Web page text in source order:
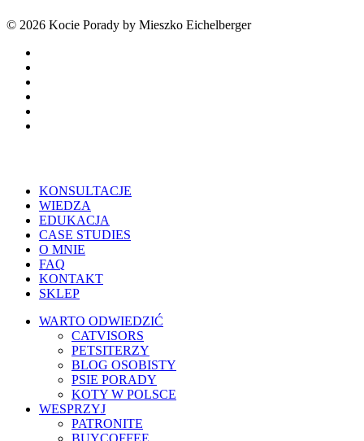
© 2026 Kocie Porady by Mieszko Eichelberger
Close
Menu
KONSULTACJE
WIEDZA
EDUKACJA
CASE STUDIES
O MNIE
FAQ
KONTAKT
SKLEP
WARTO ODWIEDZIĆ
CATVISORS
PETSITERZY
BLOG OSOBISTY
PSIE PORADY
KOTY W POLSCE
WESPRZYJ
PATRONITE
BUYCOFFEE